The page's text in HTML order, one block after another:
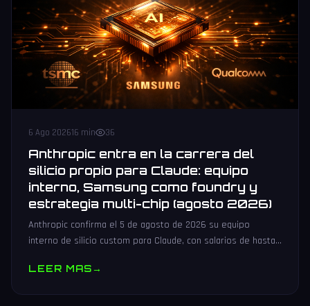
6 Ago 202616 min 36
Anthropic entra en la carrera del
silicio propio para Claude: equipo
interno, Samsung como foundry y
estrategia multi-chip (agosto 2026)
Anthropic confirma el 5 de agosto de 2026 su equipo
interno de silicio custom para Claude, con salarios de hasta
estrategia multi-chip.
LEER MAS→